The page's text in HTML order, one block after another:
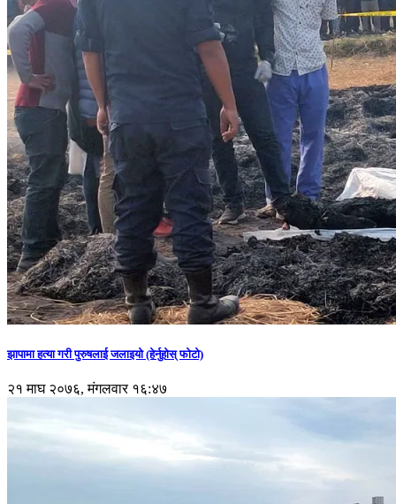
झापामा हत्या गरी पुरुषलाई जलाइयो (हेर्नुहाेस् फाेटाे)
२१ माघ २०७६, मंगलवार १६:४७